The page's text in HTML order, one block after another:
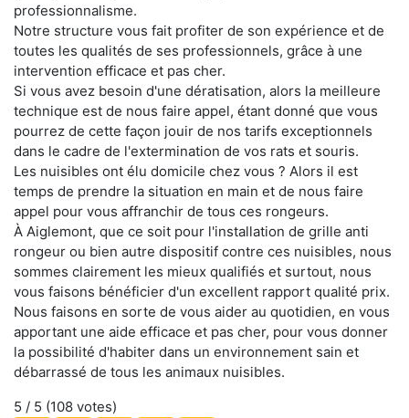
professionnalisme.
Notre structure vous fait profiter de son expérience et de
toutes les qualités de ses professionnels, grâce à une
intervention efficace et pas cher.
Si vous avez besoin d'une dératisation, alors la meilleure
technique est de nous faire appel, étant donné que vous
pourrez de cette façon jouir de nos tarifs exceptionnels
dans le cadre de l'extermination de vos rats et souris.
Les nuisibles ont élu domicile chez vous ? Alors il est
temps de prendre la situation en main et de nous faire
appel pour vous affranchir de tous ces rongeurs.
À Aiglemont, que ce soit pour l'installation de grille anti
rongeur ou bien autre dispositif contre ces nuisibles, nous
sommes clairement les mieux qualifiés et surtout, nous
vous faisons bénéficier d'un excellent rapport qualité prix.
Nous faisons en sorte de vous aider au quotidien, en vous
apportant une aide efficace et pas cher, pour vous donner
la possibilité d'habiter dans un environnement sain et
débarrassé de tous les animaux nuisibles.
5 / 5 (108 votes)